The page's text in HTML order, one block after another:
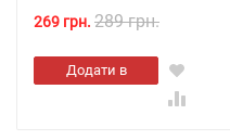
269 грн. 289 грн.
Додати в
кошик